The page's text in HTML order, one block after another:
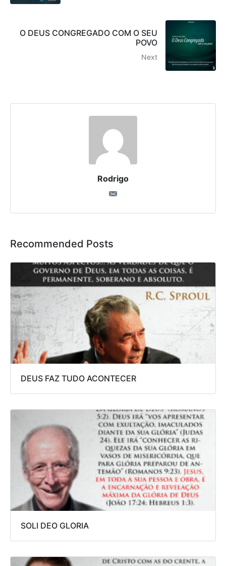
O DEUS CONGREGADO COM O SEU
POVO
Next
Rodrigo
Recommended Posts
DEUS FAZ TUDO ACONTECER
SOLI DEO GLORIA